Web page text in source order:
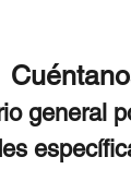
general